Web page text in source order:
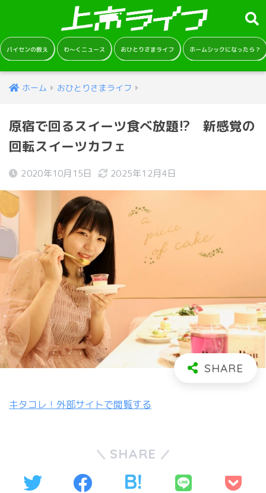
パイセンの教え わ～くニュース おひとりさまライフ ホームシックになったら？
ホーム おひとりさまライフ
原宿で回るスイーツ食べ放題!? 新感覚の
回転スイーツカフェ
2020年10月15日 2025年12月4日
キタコレ！外部サイトで閲覧する
SHARE